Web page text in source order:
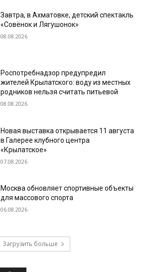
Завтра, в Ахматовке, детский спектакль
«Совёнок и Лягушонок»
08.08.2026
Роспотребнадзор предупредил
жителей Крылатского: воду из местных
родников нельзя считать питьевой
08.08.2026
Новая выставка открывается 11 августа
в Галерее клубного центра
«Крылатское»
07.08.2026
Москва обновляет спортивные объекты
для массового спорта
06.08.2026
Загрузить больше